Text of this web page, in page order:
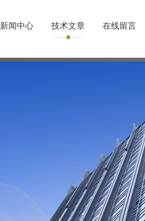
新闻中心 技术文章 在线留言